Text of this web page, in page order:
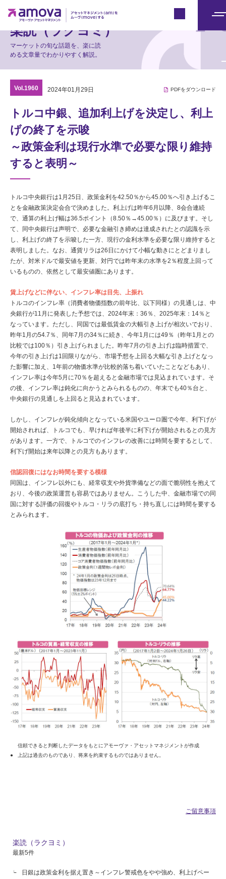
楽読（ラクヨミ）
マーケットの旬な話題を、楽に読
める文章量でわかりやすく解説。
楽読（ラクヨミ）
最新5件
日銀は政策金利を据え置き～インフレ警戒色をやや強め、利上げペー
Vol.1960 2024年01月29日 PDFをダウンロード
トルコ中銀、追加利上げを決定し、利上
げの終了を示唆
～政策金利は現行水準で必要な限り維持
すると表明～
トルコ中央銀行は1月25日、政策金利を42.50％から45.00％へ引き上げるこ
とを金融政策決定会合で決めました。利上げは昨年6月以降、8会合連続
で、通算の利上げ幅は36.5ポイント（8.50％→45.00％）に及びます。そし
て、同中央銀行は声明で、必要な金融引き締めは達成されたとの認識を示
し、利上げの終了を示唆した一方、現行の金利水準を必要な限り維持すると
表明しました。なお、通貨リラは26日にかけて小幅な動きにとどまりまし
たが、対米ドルで最安値を更新、対円では昨年末の水準を2％程度上回って
いるものの、依然として最安値圏にあります。
賃上げなどに伴ない、インフレ率は目先、上振れ
トルコのインフレ率（消費者物価指数の前年比、以下同様）の見通しは、中
央銀行が11月に発表した予想では、2024年末：36％、2025年末：14％と
なっています。ただし、同国では最低賃金の大幅引き上げが相次いでおり、
昨年1月の54.7％、同年7月の34％に続き、今年1月には49％（昨年1月との
比較では100％）引き上げられました。昨年7月の引き上げは臨時措置で、
今年の引き上げは1回限りながら、市場予想を上回る大幅な引き上げとなっ
た影響に加え、1年前の物価水準が比較的落ち着いていたことなどもあり、
インフレ率は今年5月に70％を超えると金融市場では見込まれています。そ
の後、インフレ率は鈍化に向かうとみられるものの、年末でも40％台と、
中央銀行の見通しを上回ると見込まれています。
しかし、インフレが鈍化傾向となっている米国やユーロ圏で今年、利下げが
開始されれば、トルコでも、早ければ年後半に利下げが開始されるとの見方
があります。一方で、トルコでのインフレの改善には時間を要するとして、
利下げ開始は来年以降との見方もあります。
信認回復にはなお時間を要する模様
同国は、インフレ以外にも、経常収支や外貨準備などの面で脆弱性を抱えて
おり、今後の政策運営も容易ではありません。こうした中、金融市場での同
国に対する評価の回復やトルコ・リラの底打ち・持ち直しには時間を要する
とみられます。
信頼できると判断したデータをもとにアモーヴァ・アセットマネジメントが作成
上記は過去のものであり、将来を約束するものではありません。
ご留意事項